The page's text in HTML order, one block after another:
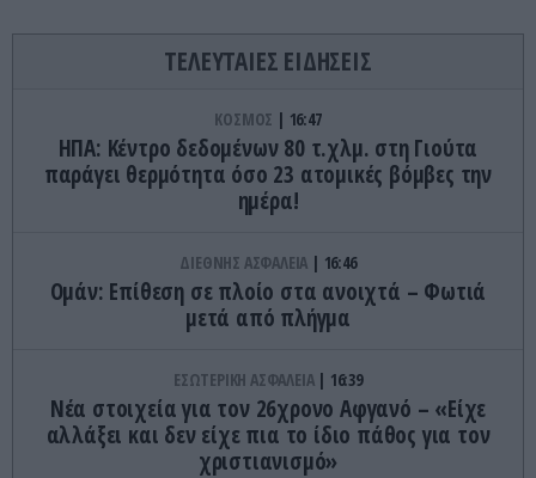
ΤΕΛΕΥΤΑΙΕΣ ΕΙΔΗΣΕΙΣ
ΚΟΣΜΟΣ 16:47
ΗΠΑ: Κέντρο δεδομένων 80 τ.χλμ. στη Γιούτα
παράγει θερμότητα όσο 23 ατομικές βόμβες την
ημέρα!
ΔΙΕΘΝΗΣ ΑΣΦΑΛΕΙΑ 16:46
Ομάν: Επίθεση σε πλοίο στα ανοιχτά – Φωτιά
μετά από πλήγμα
ΕΣΩΤΕΡΙΚΗ ΑΣΦΑΛΕΙΑ 16:39
Νέα στοιχεία για τον 26χρονο Αφγανό – «Είχε
αλλάξει και δεν είχε πια το ίδιο πάθος για τον
χριστιανισμό»